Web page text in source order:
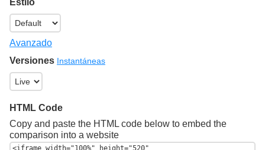
Estilo
Avanzado
Versiones Instantáneas
HTML Code
Copy and paste the HTML code below to embed the
comparison into a website